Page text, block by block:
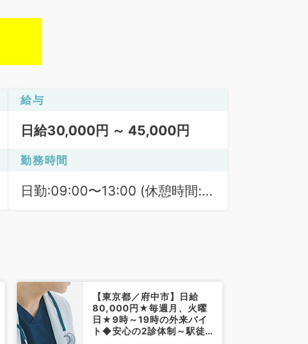
給与
日給30,000円 ～ 45,000円
勤務時間
日勤:09:00〜13:00 (休憩時間:
【東京都／府中市】日給
80,000円★毎週月、火曜
日★9時～19時の外来バイ
ト◆安心の2診体制～駅徒